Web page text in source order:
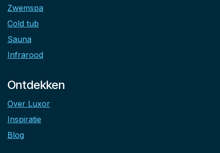
Zwemspa
Cold tub
Sauna
Infrarood
Ontdekken
Over Luxor
Inspiratie
Blog